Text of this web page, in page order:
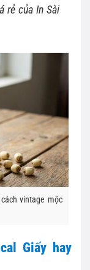
rẻ của In Sài
vintage mộc
Giấy hay